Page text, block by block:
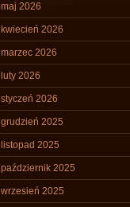
maj 2026
kwiecień 2026
marzec 2026
luty 2026
styczeń 2026
grudzień 2025
listopad 2025
październik 2025
wrzesień 2025